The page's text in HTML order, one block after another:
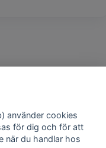
använder cookies
för dig och för att
när du handlar hos